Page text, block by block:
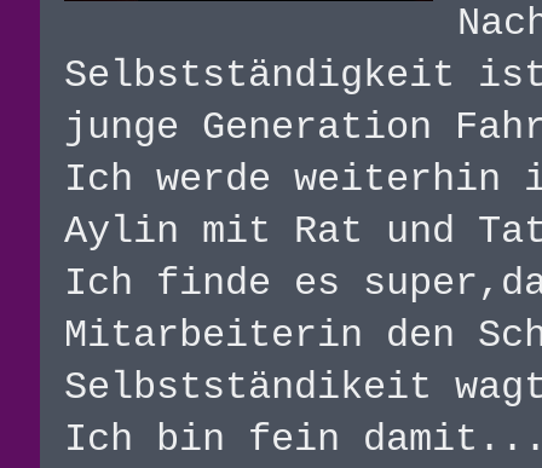
Selbstständigkeit
junge Generation
Ich werde weiterhin
Aylin mit Rat und
Ich finde es
Mitarbeiterin den
Selbstständikeit
Ich bin fein